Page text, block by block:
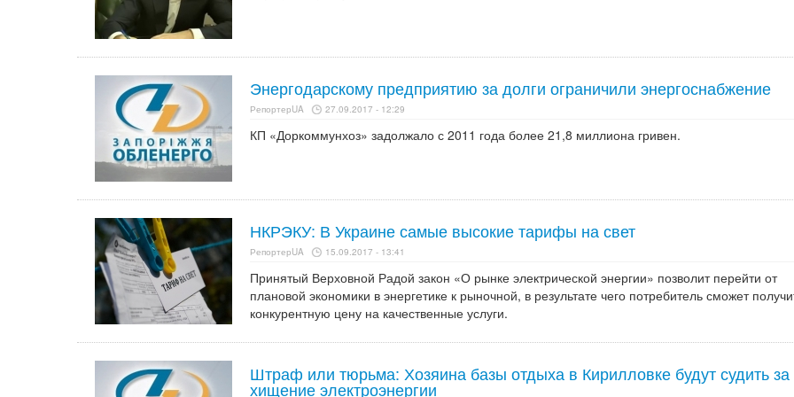
Энергодарскому предприятию за долги ограничили энергоснабжение
РепортерUA 27.09.2017 - 12:29
КП «Доркоммунхоз» задолжало с 2011 года более 21,8 миллиона гривен.
НКРЭКУ: В Украине самые высокие тарифы на свет
РепортерUA 15.09.2017 - 13:41
Принятый Верховной Радой закон «О рынке электрической энергии» позволит перейти от
плановой экономики в энергетике к рыночной, в результате чего потребитель сможет
конкурентную цену на качественные услуги.
Штраф или тюрьма: Хозяина базы отдыха в Кирилловке будут судить за
хищение электроэнергии